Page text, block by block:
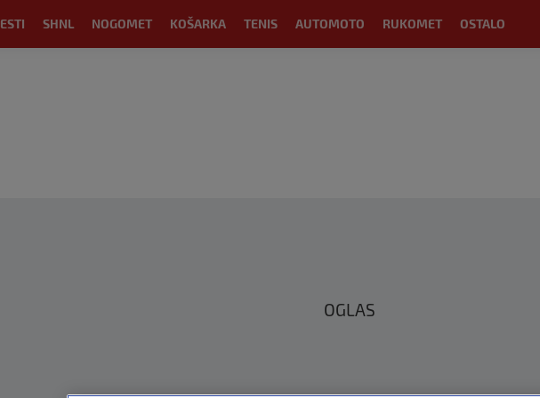
SHNL NOGOMET KOŠARKA TENIS AUTOMOTO RUKOMET OSTALO
OGLAS